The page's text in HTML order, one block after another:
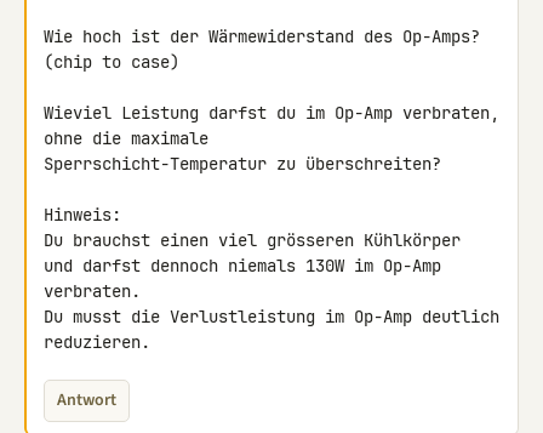
Wie hoch ist der Wärmewiderstand des Op-Amps?
(chip to case)
Wieviel Leistung darfst du im Op-Amp verbraten,
ohne die maximale
Sperrschicht-Temperatur zu überschreiten?
Hinweis:
Du brauchst einen viel grösseren Kühlkörper
und darfst dennoch niemals 130W im Op-Amp
verbraten.
Du musst die Verlustleistung im Op-Amp deutlich
reduzieren.
Antwort